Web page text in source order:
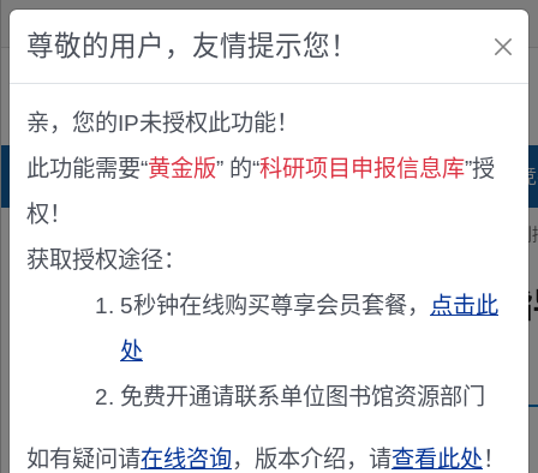
公众版
首页 科研项目库 项目指南库 奖项
> 关于2026年度湘西州级科技指导性计
关于2026年度湘西州级科技
发布机构：
尊敬的用户，友情提示您！
亲，您的IP未授权此功能！
此功能需要“黄金版” 的“科研项目申报信息库”授
权！
获取授权途径：
5秒钟在线购买尊享会员套餐， 点击此
处
免费开通请联系单位图书馆资源部门
如有疑问请在线咨询，版本介绍，请查看此处！